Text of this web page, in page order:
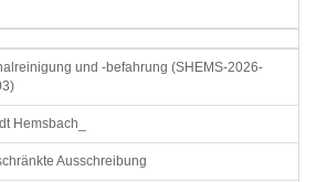
und -befahrung (SHEMS-2026-
Hemsbach_
Ausschreibung